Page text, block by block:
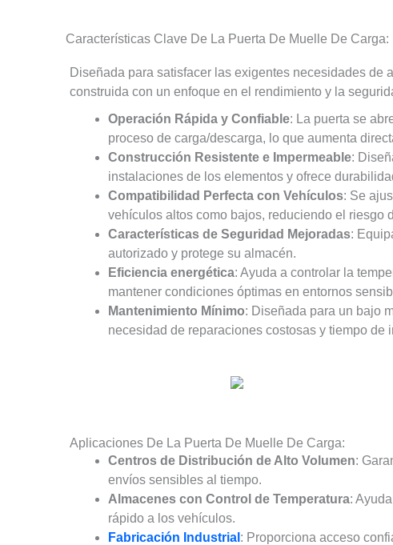
Características Clave De La Puerta De Muelle De Carga:
Diseñada para satisfacer las exigentes necesidades
construida con un enfoque en el rendimiento y la
Operación Rápida y Confiable: La puerta se
proceso de carga/descarga, lo que aumenta
Construcción Resistente e Impermeable:
instalaciones de los elementos y ofrece
Compatibilidad Perfecta con Vehículos: Se
vehículos altos como bajos, reduciendo el riesgo
Características de Seguridad Mejoradas:
autorizado y protege su almacén.
Eficiencia energética: Ayuda a controlar la
mantener condiciones óptimas en entornos
Mantenimiento Mínimo: Diseñada para un bajo
necesidad de reparaciones costosas y tiempo de
Aplicaciones De La Puerta De Muelle De Carga:
Centros de Distribución de Alto Volumen:
envíos sensibles al tiempo.
Almacenes con Control de Temperatura:
rápido a los vehículos.
Fabricación Industrial : Proporciona acceso